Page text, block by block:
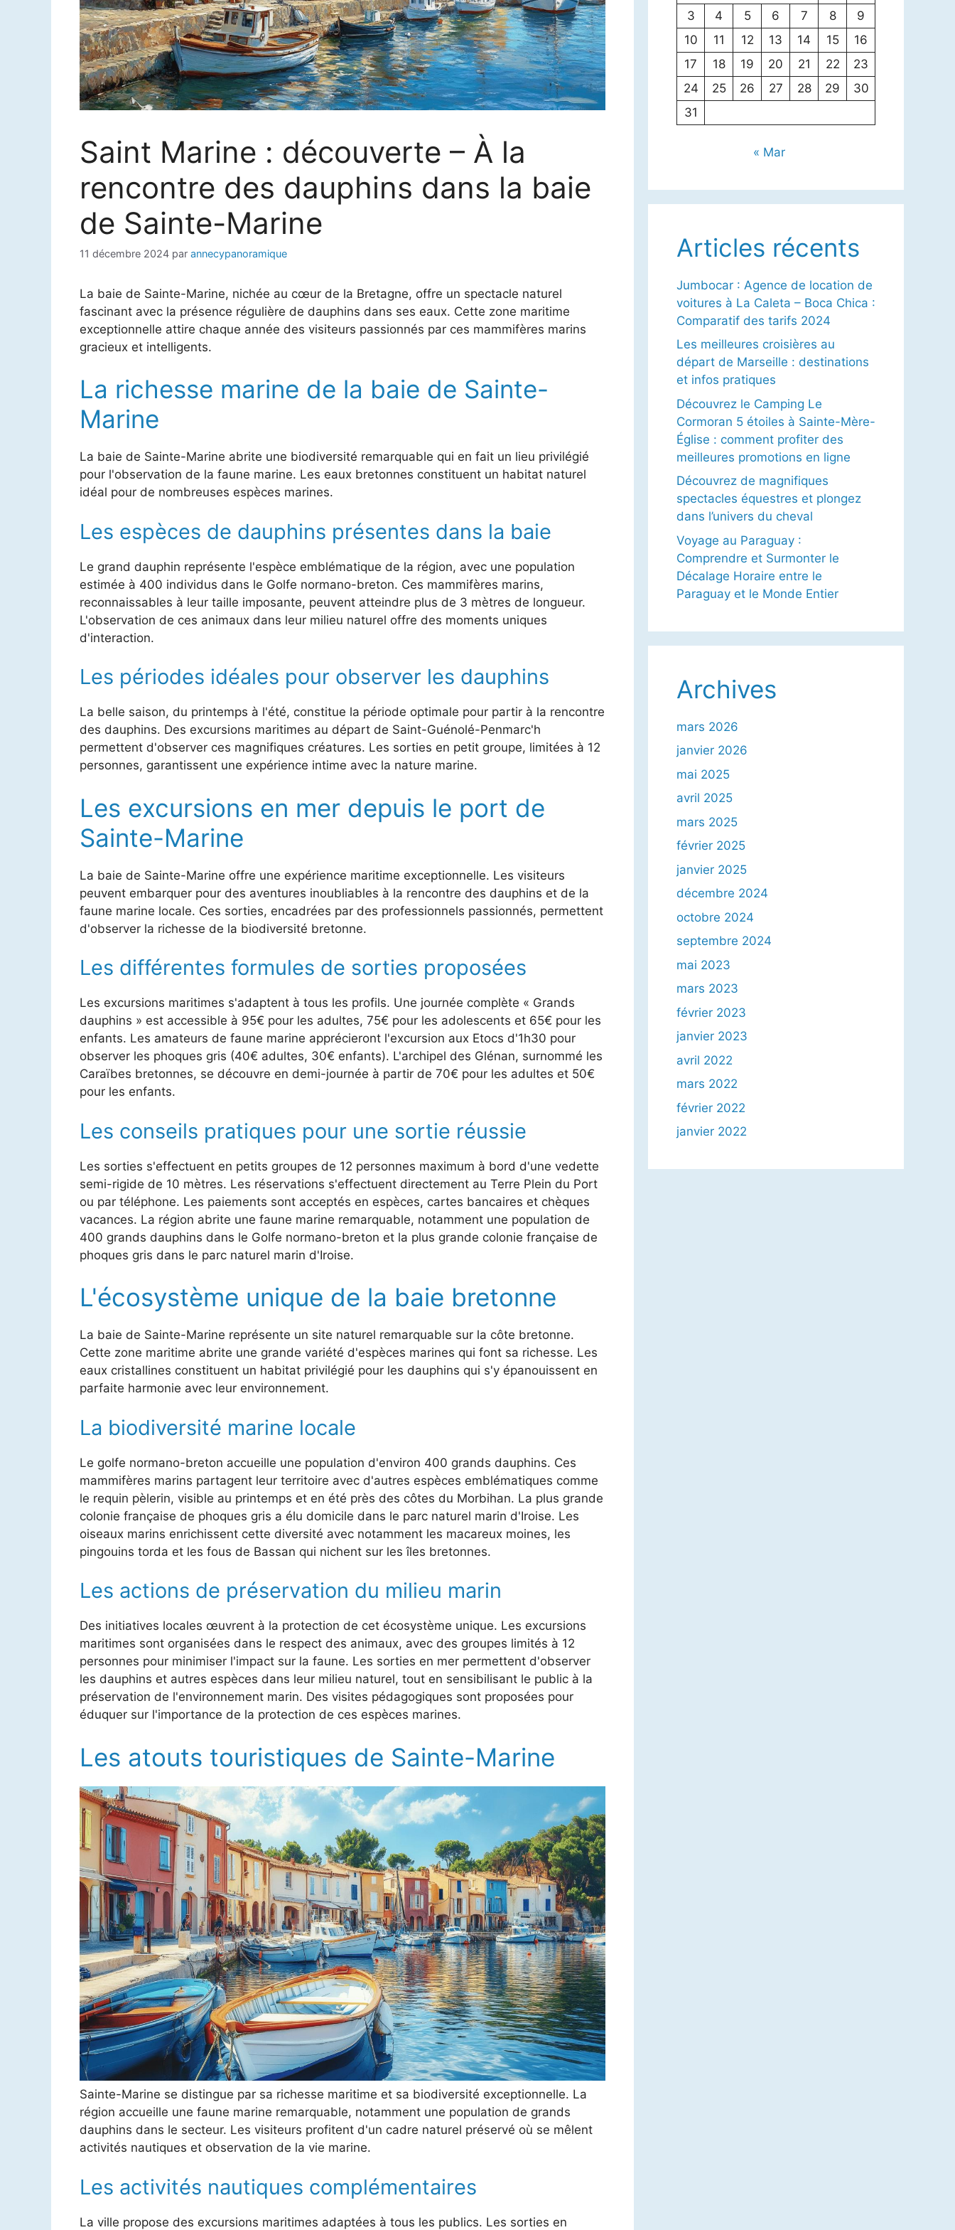
Saint Marine : découverte – À la
rencontre des dauphins dans la baie
de Sainte-Marine
11 décembre 2024 par annecypanoramique
La baie de Sainte-Marine, nichée au cœur de la Bretagne, offre un spectacle naturel
fascinant avec la présence régulière de dauphins dans ses eaux. Cette zone maritime
exceptionnelle attire chaque année des visiteurs passionnés par ces mammifères marins
gracieux et intelligents.
La richesse marine de la baie de Sainte-
Marine
La baie de Sainte-Marine abrite une biodiversité remarquable qui en fait un lieu privilégié
pour l'observation de la faune marine. Les eaux bretonnes constituent un habitat naturel
idéal pour de nombreuses espèces marines.
Les espèces de dauphins présentes dans la baie
Le grand dauphin représente l'espèce emblématique de la région, avec une population
estimée à 400 individus dans le Golfe normano-breton. Ces mammifères marins,
reconnaissables à leur taille imposante, peuvent atteindre plus de 3 mètres de longueur.
L'observation de ces animaux dans leur milieu naturel offre des moments uniques
d'interaction.
Les périodes idéales pour observer les dauphins
La belle saison, du printemps à l'été, constitue la période optimale pour partir à la rencontre
des dauphins. Des excursions maritimes au départ de Saint-Guénolé-Penmarc'h
permettent d'observer ces magnifiques créatures. Les sorties en petit groupe, limitées à 12
personnes, garantissent une expérience intime avec la nature marine.
Les excursions en mer depuis le port de
Sainte-Marine
La baie de Sainte-Marine offre une expérience maritime exceptionnelle. Les visiteurs
peuvent embarquer pour des aventures inoubliables à la rencontre des dauphins et de la
faune marine locale. Ces sorties, encadrées par des professionnels passionnés, permettent
d'observer la richesse de la biodiversité bretonne.
Les différentes formules de sorties proposées
Les excursions maritimes s'adaptent à tous les profils. Une journée complète « Grands
dauphins » est accessible à 95€ pour les adultes, 75€ pour les adolescents et 65€ pour les
enfants. Les amateurs de faune marine apprécieront l'excursion aux Etocs d'1h30 pour
observer les phoques gris (40€ adultes, 30€ enfants). L'archipel des Glénan, surnommé les
Caraïbes bretonnes, se découvre en demi-journée à partir de 70€ pour les adultes et 50€
pour les enfants.
Les conseils pratiques pour une sortie réussie
Les sorties s'effectuent en petits groupes de 12 personnes maximum à bord d'une vedette
semi-rigide de 10 mètres. Les réservations s'effectuent directement au Terre Plein du Port
ou par téléphone. Les paiements sont acceptés en espèces, cartes bancaires et chèques
vacances. La région abrite une faune marine remarquable, notamment une population de
400 grands dauphins dans le Golfe normano-breton et la plus grande colonie française de
phoques gris dans le parc naturel marin d'Iroise.
L'écosystème unique de la baie bretonne
La baie de Sainte-Marine représente un site naturel remarquable sur la côte bretonne.
Cette zone maritime abrite une grande variété d'espèces marines qui font sa richesse. Les
eaux cristallines constituent un habitat privilégié pour les dauphins qui s'y épanouissent en
parfaite harmonie avec leur environnement.
La biodiversité marine locale
Le golfe normano-breton accueille une population d'environ 400 grands dauphins. Ces
mammifères marins partagent leur territoire avec d'autres espèces emblématiques comme
le requin pèlerin, visible au printemps et en été près des côtes du Morbihan. La plus grande
colonie française de phoques gris a élu domicile dans le parc naturel marin d'Iroise. Les
oiseaux marins enrichissent cette diversité avec notamment les macareux moines, les
pingouins torda et les fous de Bassan qui nichent sur les îles bretonnes.
Les actions de préservation du milieu marin
Des initiatives locales œuvrent à la protection de cet écosystème unique. Les excursions
maritimes sont organisées dans le respect des animaux, avec des groupes limités à 12
personnes pour minimiser l'impact sur la faune. Les sorties en mer permettent d'observer
les dauphins et autres espèces dans leur milieu naturel, tout en sensibilisant le public à la
préservation de l'environnement marin. Des visites pédagogiques sont proposées pour
éduquer sur l'importance de la protection de ces espèces marines.
Les atouts touristiques de Sainte-Marine
Sainte-Marine se distingue par sa richesse maritime et sa biodiversité exceptionnelle. La
région accueille une faune marine remarquable, notamment une population de grands
dauphins dans le secteur. Les visiteurs profitent d'un cadre naturel préservé où se mêlent
activités nautiques et observation de la vie marine.
Les activités nautiques complémentaires
La ville propose des excursions maritimes adaptées à tous les publics. Les sorties en
3
4 5 6 7 8
9
10
11 12 13 14 15
16
17
18 19 20 21 22
23
24
25 26 27 28 29
30
31
« Mar
Articles récents
Jumbocar : Agence de location de
voitures à La Caleta – Boca Chica :
Comparatif des tarifs 2024
Les meilleures croisières au
départ de Marseille : destinations
et infos pratiques
Découvrez le Camping Le
Cormoran 5 étoiles à Sainte-Mère-
Église : comment profiter des
meilleures promotions en ligne
Découvrez de magnifiques
spectacles équestres et plongez
dans l’univers du cheval
Voyage au Paraguay :
Comprendre et Surmonter le
Décalage Horaire entre le
Paraguay et le Monde Entier
Archives
mars 2026
janvier 2026
mai 2025
avril 2025
mars 2025
février 2025
janvier 2025
décembre 2024
octobre 2024
septembre 2024
mai 2023
mars 2023
février 2023
janvier 2023
avril 2022
mars 2022
février 2022
janvier 2022